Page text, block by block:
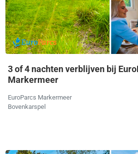
3 of 4 nachten verblijven bij
Markermeer
EuroParcs Markermeer
Bovenkarspel